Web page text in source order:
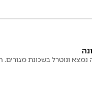
נמצא ונוטרל בשכונת